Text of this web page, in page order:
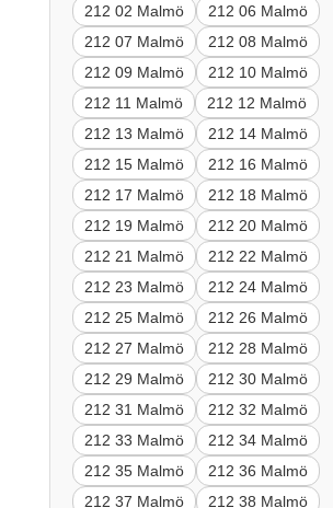
212 02 Malmö
212 06 Malmö
212 07 Malmö
212 08 Malmö
212 09 Malmö
212 10 Malmö
212 11 Malmö
212 12 Malmö
212 13 Malmö
212 14 Malmö
212 15 Malmö
212 16 Malmö
212 17 Malmö
212 18 Malmö
212 19 Malmö
212 20 Malmö
212 21 Malmö
212 22 Malmö
212 23 Malmö
212 24 Malmö
212 25 Malmö
212 26 Malmö
212 27 Malmö
212 28 Malmö
212 29 Malmö
212 30 Malmö
212 31 Malmö
212 32 Malmö
212 33 Malmö
212 34 Malmö
212 35 Malmö
212 36 Malmö
212 37 Malmö
212 38 Malmö